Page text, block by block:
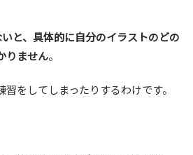
と、具体的に自分のイラストのどの
りません。
をしてしまったりするわけです。